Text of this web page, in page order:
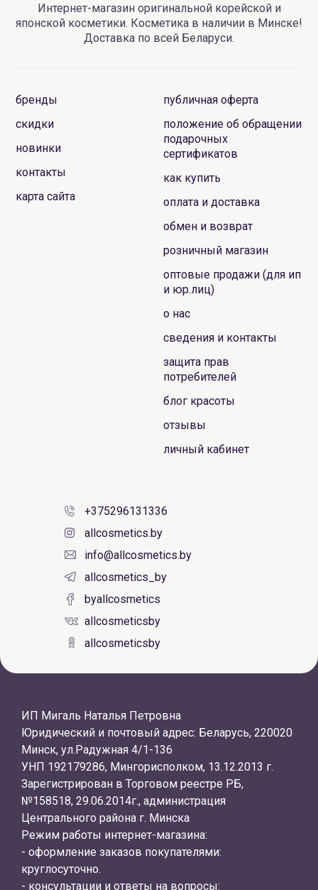
Интернет-магазин оригинальной корейской и
японской косметики. Косметика в наличии в Минске!
Доставка по всей Беларуси.
бренды
скидки
новинки
контакты
карта сайта
публичная оферта
положение об обращении
подарочных
сертификатов
как купить
оплата и доставка
обмен и возврат
розничный магазин
оптовые продажи (для ип
и юр.лиц)
о нас
сведения и контакты
защита прав
потребителей
блог красоты
отзывы
личный кабинет
+375296131336
allcosmetics.by
info@allcosmetics.by
allcosmetics_by
byallcosmetics
allcosmeticsby
allcosmeticsby
ИП Мигаль Наталья Петровна
Юридический и почтовый адрес: Беларусь, 220020
Минск, ул.Радужная 4/1-136
УНП 192179286, Мингорисполком, 13.12.2013 г.
Зарегистрирован в Торговом реестре РБ,
№158518, 29.06.2014г., администрация
Центрального района г. Минска
Режим работы интернет-магазина:
- оформление заказов покупателями:
круглосуточно.
- консультации и ответы на вопросы: